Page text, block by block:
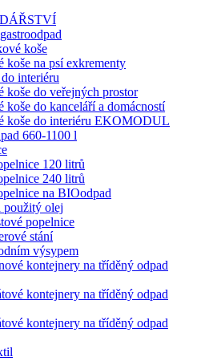
koše
koše na psí exkrementy
interiéru
koše do veřejných prostor
koše do kanceláří a domácností
koše do interiéru EKOMODUL
660-1100 l
120 litrů
240 litrů
na BIOodpad
použitý olej
popelnice
stání
výsypem
kontejnery na tříděný odpad
kontejnery na tříděný odpad
kontejnery na tříděný odpad